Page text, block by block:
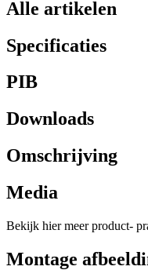
Alle artikelen
Specificaties
PIB
Downloads
Omschrijving
Media
Bekijk hier meer product-
Montage